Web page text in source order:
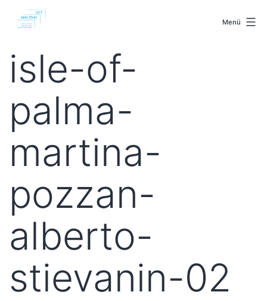
Inhalt
Menü
isle-of-
palma-
martina-
pozzan-
alberto-
stievanin-02